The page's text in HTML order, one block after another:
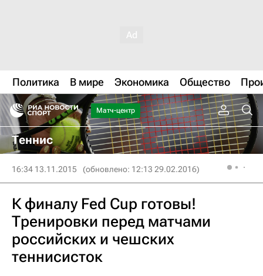
Политика В мире Экономика Общество
Матч-центр
Теннис
16:34 13.11.2015 (обновлено: 12:13 29.02.2016)
К финалу Fed Cup готовы!
Тренировки перед матчами
российских и чешских
теннисисток